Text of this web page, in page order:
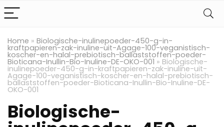
Home » Biologische-inulinepoeder-450-g-in-
kraftpapieren-zak-inuline-uit-Agage-100-veganistisch-
koscher-en-halal-prebiotisch-ballaststoffen-poeder-
Bioticana-Inullin-Bio-Inuline-DE-OKO-001 » Biologische-
inulinepoeder-450-g-in-kraftpapieren-zak-inuline-uit-
Agage-100-veganistisch-koscher-en-halal-prebiotisch-
ballaststoffen-poeder-Bioticana-Inullin-Bio-Inuline-DE-
OKO-001
Biologische-